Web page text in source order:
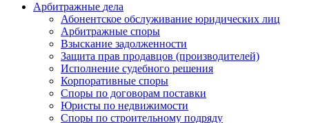
Арбитражные дела
Абонентское обслуживание юридических лиц
Арбитражные споры
Взыскание задолженности
Защита прав продавцов (производителей)
Исполнение судебного решения
Корпоративные споры
Споры по договорам поставки
Юристы по недвижимости
Споры по строительному подряду